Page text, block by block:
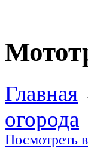
Главная
огорода
Посмотреть